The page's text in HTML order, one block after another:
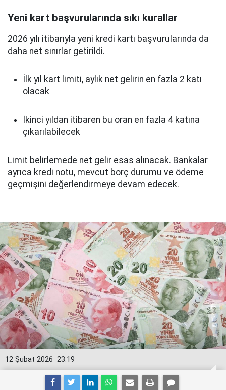
Yeni kart başvurularında sıkı kurallar
2026 yılı itibarıyla yeni kredi kartı başvurularında da
daha net sınırlar getirildi.
İlk yıl kart limiti, aylık net gelirin en fazla 2 katı
olacak
İkinci yıldan itibaren bu oran en fazla 4 katına
çıkarılabilecek
Limit belirlemede net gelir esas alınacak. Bankalar
ayrıca kredi notu, mevcut borç durumu ve ödeme
geçmişini değerlendirmeye devam edecek.
23:19
12 Şubat 2026